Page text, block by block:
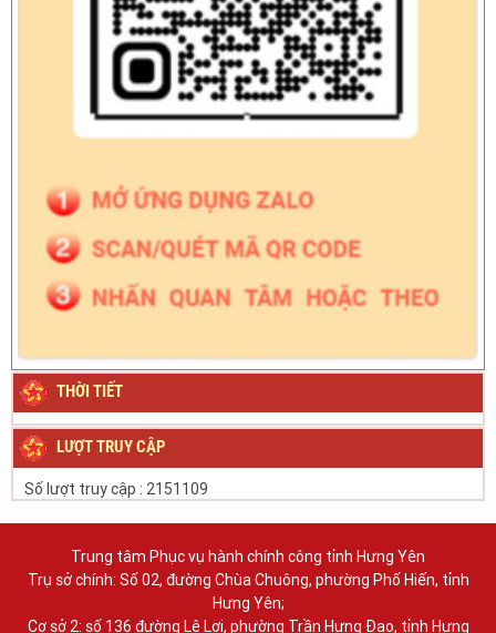
THỜI TIẾT
LƯỢT TRUY CẬP
Số lượt truy cập : 2151109
Trung tâm Phục vụ hành chính công tỉnh Hưng Yên
Trụ sở chính: Số 02, đường Chùa Chuông, phường Phố Hiến, tỉnh
Hưng Yên;
Cơ sở 2: số 136 đường Lê Lợi, phường Trần Hưng Đạo, tỉnh Hưng